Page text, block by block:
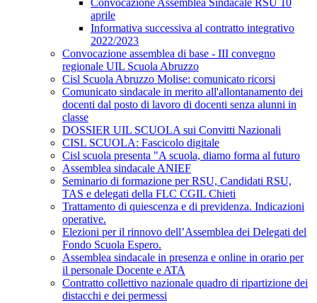
Convocazione Assemblea Sindacale RSU 10
aprile
Informativa successiva al contratto integrativo
2022/2023
Convocazione assemblea di base - III convegno
regionale UIL Scuola Abruzzo
Cisl Scuola Abruzzo Molise: comunicato ricorsi
Comunicato sindacale in merito all'allontanamento dei
docenti dal posto di lavoro di docenti senza alunni in
classe
DOSSIER UIL SCUOLA sui Convitti Nazionali
CISL SCUOLA: Fascicolo digitale
Cisl scuola presenta "A scuola, diamo forma al futuro
Assemblea sindacale ANIEF
Seminario di formazione per RSU, Candidati RSU,
TAS e delegati della FLC CGIL Chieti
Trattamento di quiescenza e di previdenza. Indicazioni
operative.
Elezioni per il rinnovo dell’Assemblea dei Delegati del
Fondo Scuola Espero.
Assemblea sindacale in presenza e online in orario per
il personale Docente e ATA
Contratto collettivo nazionale quadro di ripartizione dei
distacchi e dei permessi